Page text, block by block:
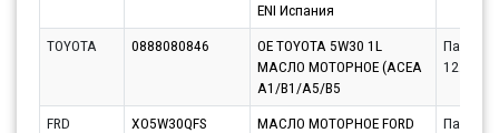
ENI Испания
TOYOTA 0888080846
OE TOYOTA 5W30 1L
МАСЛО МОТОРНОЕ (ACEA
A1/B1/A5/B5
Партнёр
FRD XO5W30QFS
МАСЛО МОТОРНОЕ FORD
Партнёр